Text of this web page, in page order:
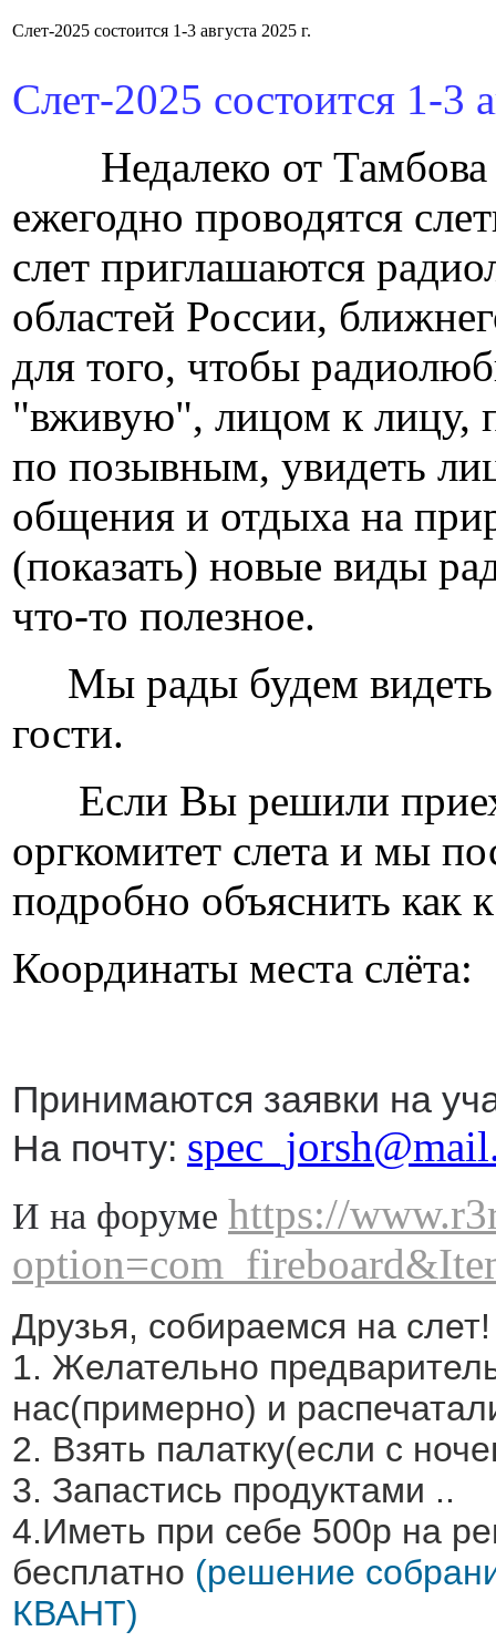
Слет-2025 состоится 1-3 августа 2025 г.
Слет-2025 состоится 1-3
Недалеко от Тамбова
ежегодно проводятся
слет приглашаются
областей России,
для того, чтобы
"вживую", лицом к лицу,
по позывным, увидеть
общения и отдыха на
(показать) новые виды
что-то полезное.
Мы рады будем видеть
гости.
Если Вы решили
оргкомитет слета и мы
подробно объяснить как
Координаты места
Принимаются заявки на
На почту:
И на форуме https://
Друзья, собираемся на
1. Желательно
нас(примерно) и
2. Взять палатку(если с
3. Запастись продуктами ..
4.Иметь при себе 500р на
бесплатно (решение
КВАНТ)